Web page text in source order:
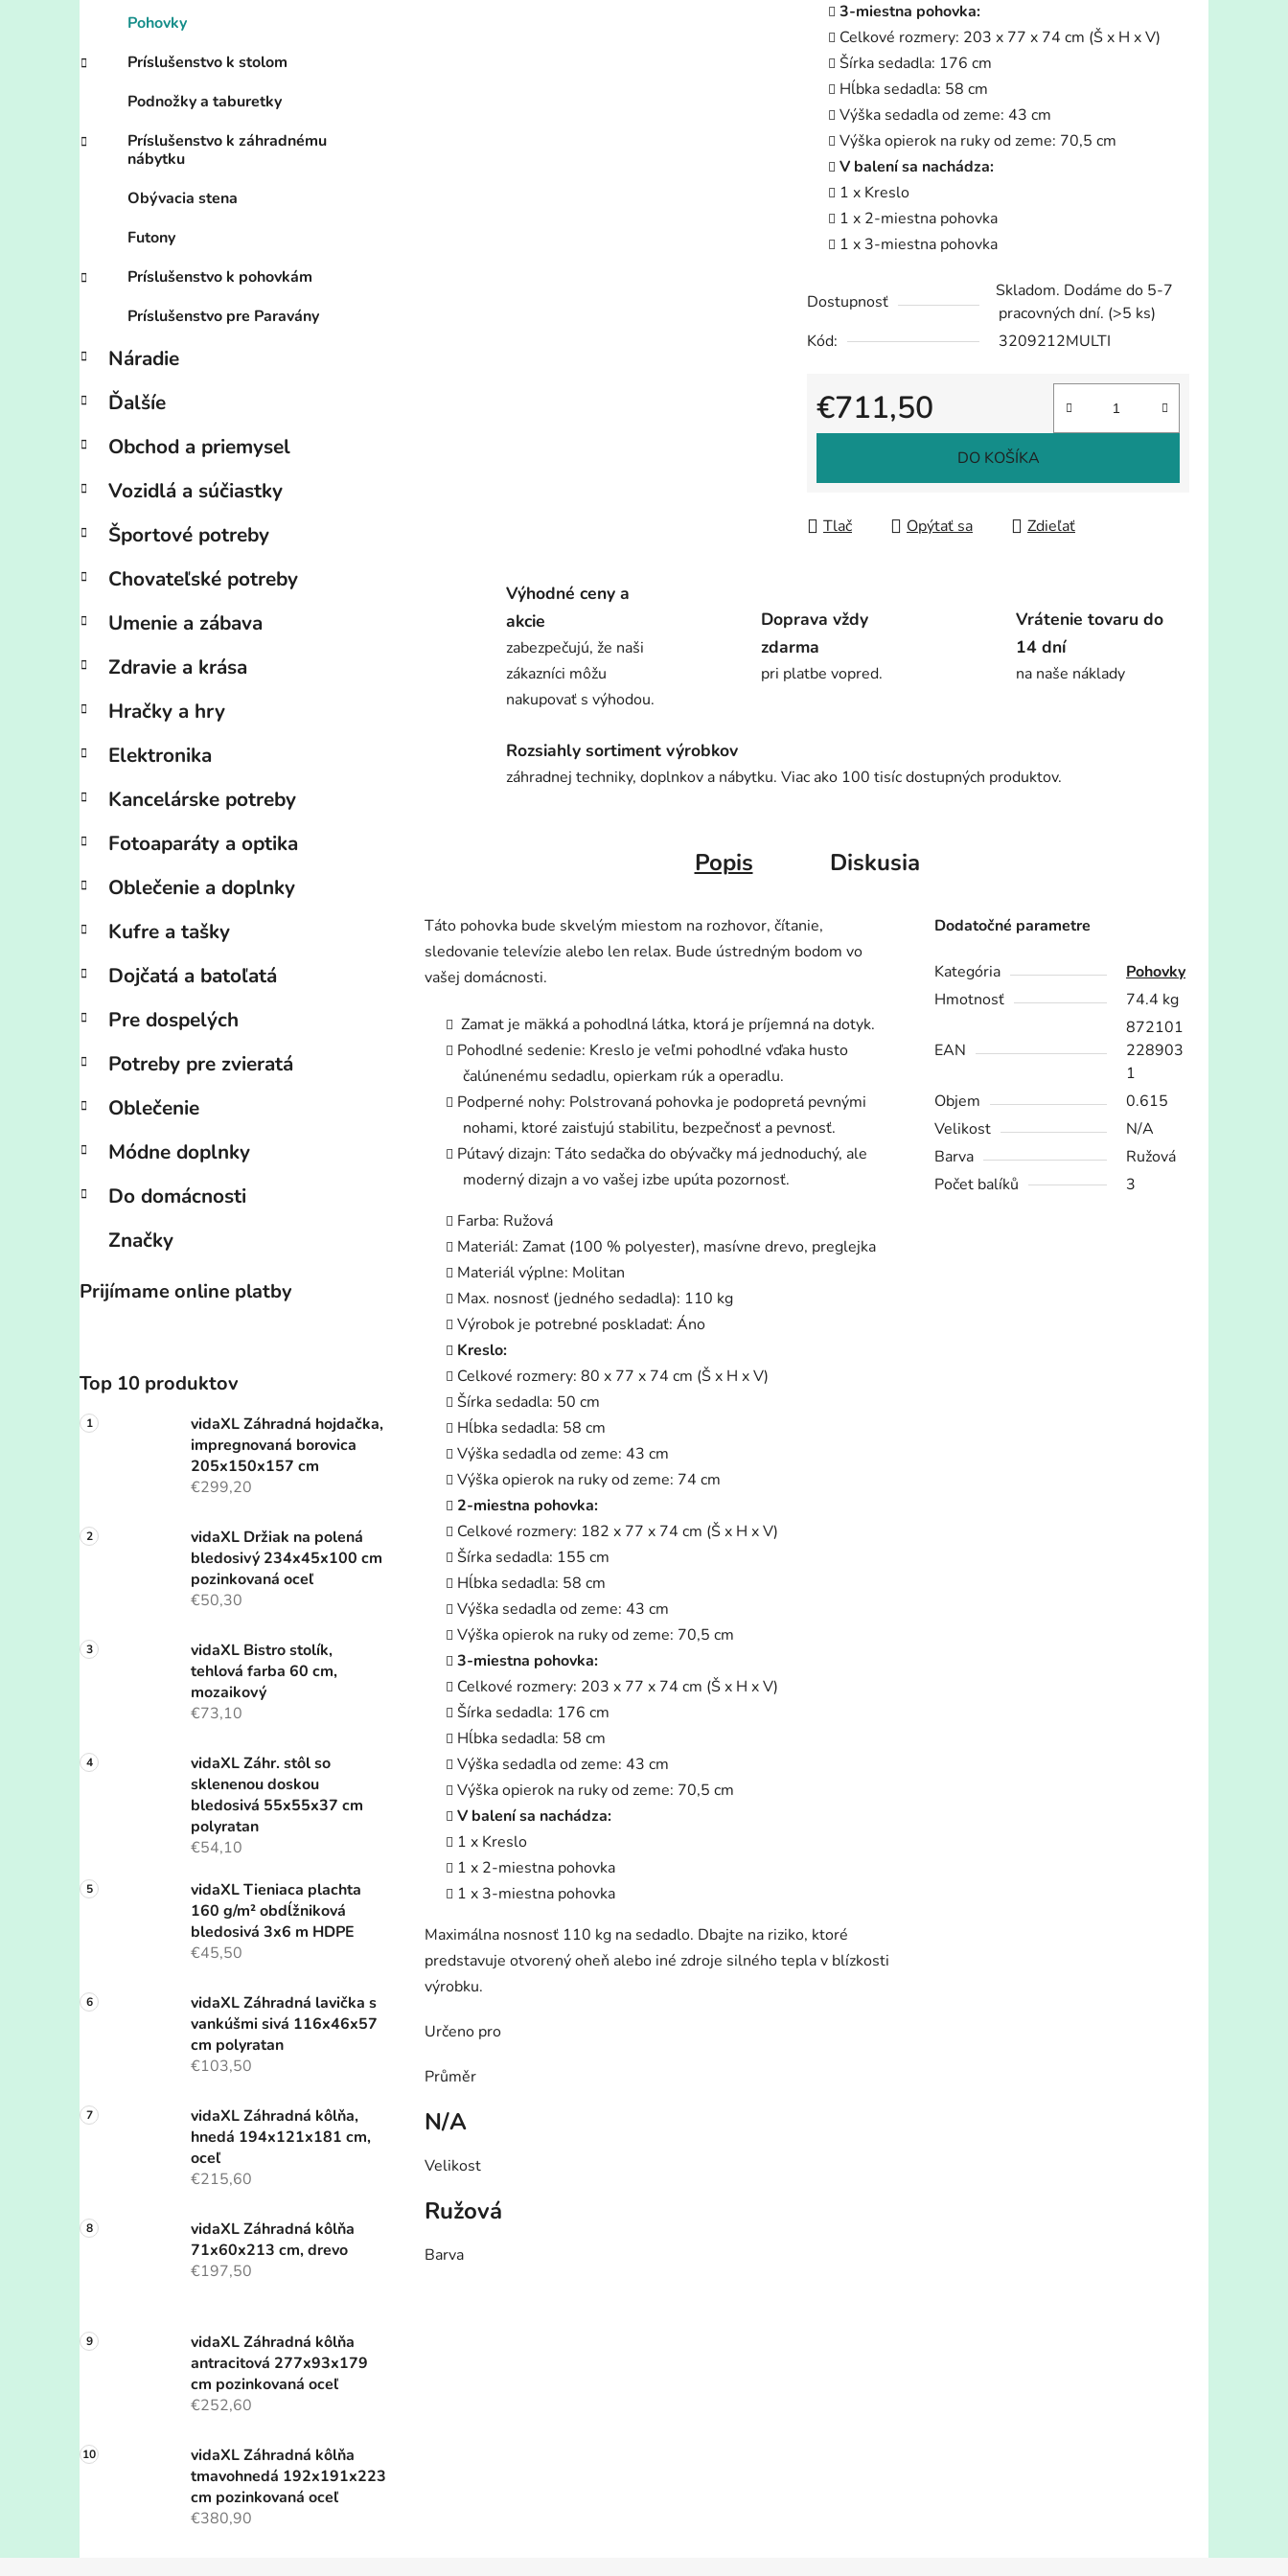
Pohovky
Príslušenstvo k stolom
Podnožky a taburetky
Príslušenstvo k záhradnému
nábytku
Obývacia stena
Futony
Príslušenstvo k pohovkám
Príslušenstvo pre Paravány
Náradie
Ďalšíe
Obchod a priemysel
Vozidlá a súčiastky
Športové potreby
Chovateľské potreby
Umenie a zábava
Zdravie a krása
Hračky a hry
Elektronika
Kancelárske potreby
Fotoaparáty a optika
Oblečenie a doplnky
Kufre a tašky
Dojčatá a batoľatá
Pre dospelých
Potreby pre zvieratá
Oblečenie
Módne doplnky
Do domácnosti
Značky
Prijímame online platby
Top 10 produktov
vidaXL Záhradná hojdačka,
impregnovaná borovica
205x150x157 cm
€299,20
vidaXL Držiak na polená
bledosivý 234x45x100 cm
pozinkovaná oceľ
€50,30
vidaXL Bistro stolík,
tehlová farba 60 cm,
mozaikový
€73,10
vidaXL Záhr. stôl so
sklenenou doskou
bledosivá 55x55x37 cm
polyratan
€54,10
vidaXL Tieniaca plachta
160 g/m² obdĺžniková
bledosivá 3x6 m HDPE
€45,50
vidaXL Záhradná lavička s
vankúšmi sivá 116x46x57
cm polyratan
€103,50
vidaXL Záhradná kôlňa,
hnedá 194x121x181 cm,
oceľ
€215,60
vidaXL Záhradná kôlňa
71x60x213 cm, drevo
€197,50
vidaXL Záhradná kôlňa
antracitová 277x93x179
cm pozinkovaná oceľ
€252,60
vidaXL Záhradná kôlňa
tmavohnedá 192x191x223
cm pozinkovaná oceľ
€380,90
3-miestna pohovka:
Celkové rozmery: 203 x 77 x 74 cm (Š x H x V)
Šírka sedadla: 176 cm
Hĺbka sedadla: 58 cm
Výška sedadla od zeme: 43 cm
Výška opierok na ruky od zeme: 70,5 cm
V balení sa nachádza:
1 x Kreslo
1 x 2-miestna pohovka
1 x 3-miestna pohovka
Dostupnosť
Skladom. Dodáme do 5-7
pracovných dní. (>5 ks)
Kód:
3209212MULTI
€711,50
Jednotková cena:
DO KOŠÍKA
Tlač Opýtať sa Zdieľať
Výhodné ceny a
akcie
zabezpečujú, že naši
zákazníci môžu
nakupovať s výhodou.
Doprava vždy
zdarma
pri platbe vopred.
Vrátenie tovaru do
14 dní
na naše náklady
Rozsiahly sortiment výrobkov
záhradnej techniky, doplnkov a nábytku. Viac ako 100 tisíc dostupných produktov.
Popis Diskusia
Táto pohovka bude skvelým miestom na rozhovor, čítanie,
sledovanie televízie alebo len relax. Bude ústredným bodom vo
vašej domácnosti.
Zamat je mäkká a pohodlná látka, ktorá je príjemná na dotyk.
Pohodlné sedenie: Kreslo je veľmi pohodlné vďaka husto
čalúnenému sedadlu, opierkam rúk a operadlu.
Podperné nohy: Polstrovaná pohovka je podopretá pevnými
nohami, ktoré zaisťujú stabilitu, bezpečnosť a pevnosť.
Pútavý dizajn: Táto sedačka do obývačky má jednoduchý, ale
moderný dizajn a vo vašej izbe upúta pozornosť.
Farba: Ružová
Materiál: Zamat (100 % polyester), masívne drevo, preglejka
Materiál výplne: Molitan
Max. nosnosť (jedného sedadla): 110 kg
Výrobok je potrebné poskladať: Áno
Kreslo:
Celkové rozmery: 80 x 77 x 74 cm (Š x H x V)
Šírka sedadla: 50 cm
Hĺbka sedadla: 58 cm
Výška sedadla od zeme: 43 cm
Výška opierok na ruky od zeme: 74 cm
2-miestna pohovka:
Celkové rozmery: 182 x 77 x 74 cm (Š x H x V)
Šírka sedadla: 155 cm
Hĺbka sedadla: 58 cm
Výška sedadla od zeme: 43 cm
Výška opierok na ruky od zeme: 70,5 cm
3-miestna pohovka:
Celkové rozmery: 203 x 77 x 74 cm (Š x H x V)
Šírka sedadla: 176 cm
Hĺbka sedadla: 58 cm
Výška sedadla od zeme: 43 cm
Výška opierok na ruky od zeme: 70,5 cm
V balení sa nachádza:
1 x Kreslo
1 x 2-miestna pohovka
1 x 3-miestna pohovka
Maximálna nosnosť 110 kg na sedadlo. Dbajte na riziko, ktoré
predstavuje otvorený oheň alebo iné zdroje silného tepla v blízkosti
výrobku.
Určeno pro
Průměr
N/A
Velikost
Ružová
Barva
Dodatočné parametre
Kategória
Pohovky
Hmotnosť
74.4 kg
EAN
872101
228903
1
Objem
0.615
Velikost
N/A
Barva
Ružová
Počet balíků
3